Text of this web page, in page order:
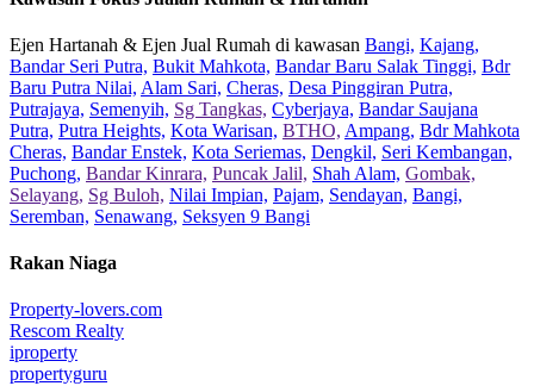
Ejen Hartanah & Ejen Jual Rumah di kawasan Bangi, Kajang,
Bandar Seri Putra, Bukit Mahkota, Bandar Baru Salak Tinggi, Bdr
Baru Putra Nilai, Alam Sari, Cheras, Desa Pinggiran Putra,
Putrajaya, Semenyih, Sg Tangkas, Cyberjaya, Bandar Saujana
Putra, Putra Heights, Kota Warisan, BTHO, Ampang, Bdr Mahkota
Cheras, Bandar Enstek, Kota Seriemas, Dengkil, Seri Kembangan,
Puchong, Bandar Kinrara, Puncak Jalil, Shah Alam, Gombak,
Selayang, Sg Buloh, Nilai Impian, Pajam, Sendayan, Bangi,
Seremban, Senawang, Seksyen 9 Bangi
Rakan Niaga
Property-lovers.com
Rescom Realty
iproperty
propertyguru